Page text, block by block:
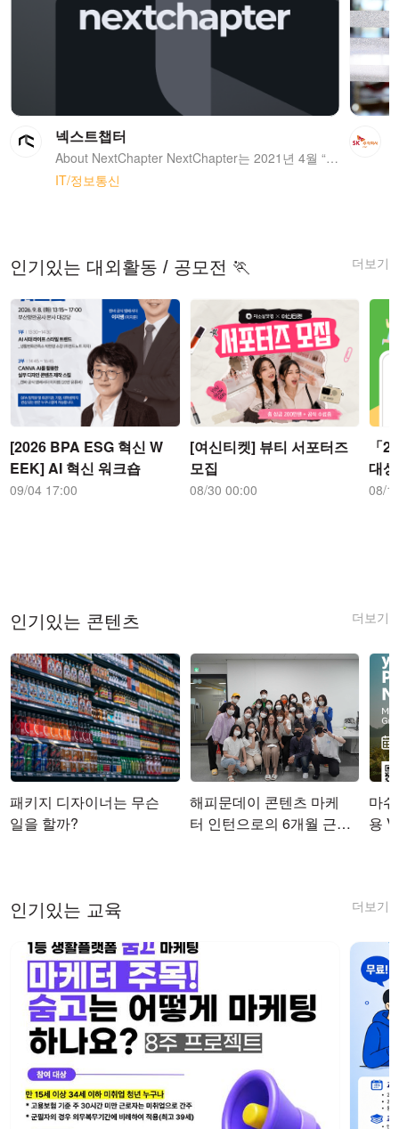
넥스트챕터
About NextChapter NextChapter는 2021년 4월 “차세대 글로벌 소비재 브랜드 컴퍼니(Next-generation Global Consumer Brand)“를 Vision으로 설립되었습니다. Seed 및 Series A 라운드에서 총 275억 원의 투자 유치에 성공하였고, 현재 CPG, Living, Beauty & Personal Care 등 핵심 소비재 영역에서 15개 브랜드를 운영하고 있습니다. 출범 첫 해 연 매출 700만 원에 불과했던 회사는 매년 고속 성장을 지속해 왔으며, 2026년 연매출 750억원 달성을 목표로 하고 있습니다. 우리는 명확한 시장의 틈(gap)이 존재하는 소비재 카테고리에서 기회를 발굴하고, 브랜드·제품·운영 전반에 걸친 체계적이고 인사이트 기반의 실행을 통해 제품의 잠재 가치를 실현합니다. 빠르게 성장하는 시장뿐만 아니라 이미 성숙한 시장까지, 구조적인 틈이 존재하고 더 나은 실행을 통해 의미 있는 소비자 가치를 만들 수 있는 영역을 지속적으로 탐색합니다. 많은 경우 이러한 시장은 기존 레거시 플레이어들에 의해 형성되어 있으며, 변화하는 소비자 기대에 비해 혁신이나 브랜드 기준이 충분히 발전하지 못한 상태입니다. 우리는 이러한 기회에 대해 기존 브랜드를 인수해 확장하거나, 새로운 브랜드를 직접 론칭하는 방식으로 진입합니다. 기회 발굴에서 실행, 그리고 스케일업까지 이어지는 실행 역량은 우리의 핵심 차별점입니다. 우리는 제품 개발, 그로스 마케팅, 디지털 중심 유통 채널 전반에 걸친 운영 역량을 기반으로, 기회를 빠르게 실행으로 옮기고 스케일업까지 연결하는 조직을 만들어 왔습니다. 인수는 우리가 활용할 수 있는 하나의 수단이지만, 궁극적으로 지속 가능한 가치를 만들어내는 것은 체계적인 운영 실행력이며, 이러한 믿음 하에 운영 역량을 지속적으로 고도화해 나아가고 있습니다. 우리는 Everlasting Brands는 압도적으로 좋은 제품 위에서만 만들어진다고 믿습니다. 제품 완성도에는 타협하지 않으며, 단기적인 매각을 목표로 하기보다는 장기적으로 소유하고 운영할 수 있는 브랜드를 만들어갑니다. NextChapter는 AI 기반 커머스 운영 인프라를 자체적으로 구축하고 있습니다. 이 기술적 기반을 바탕으로, 향후에는 극단적으로 자동화된 오퍼레이션 구조를 만들어 보다 빠르고 정교한 의사결정이 가능한 운영 시스템을 완성해 나갈 계획입니다. 우리는 ‘타협하지 않는 채용’을 원칙으로 삼으며, 전사적인 인사 정책의 중심에 Nexter Leadership Principles 를 두고 있습니다. 사람의 성장이 곧 브랜드의 성장으로 이어진다는 믿음 아래, 좋은 팀을 만드는 것에 전념하고 있습니다.
IT/정보통신
더보기
인기있는 대외활동 / 공모전 🏃
[2026 BPA ESG 혁신 W
EEK] AI 혁신 워크숍
09/04 17:00
[여신티켓] 뷰티 서포터즈
모집
08/30 00:00
「
대
08/
더보기
인기있는 콘텐츠
패키지 디자이너는 무슨
일을 할까?
해피문데이 콘텐츠 마케
터 인턴으로의 6개월 근무
마쉬
용
더보기
인기있는 교육